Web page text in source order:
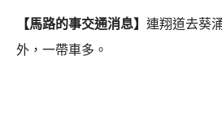
【馬路的事交通消息】 連翔道去葵
外，一帶車多。